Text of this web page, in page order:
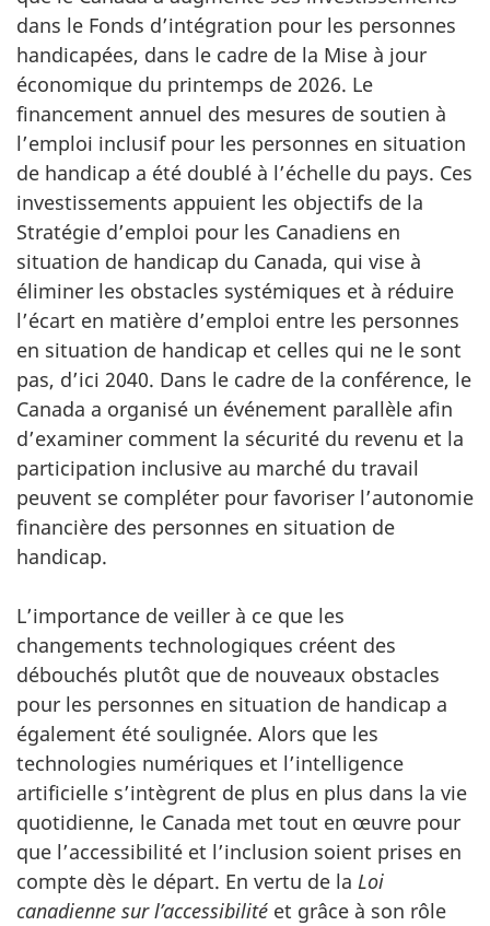
dans le Fonds d’intégration pour les personnes
handicapées, dans le cadre de la Mise à jour
économique du printemps de 2026. Le
financement annuel des mesures de soutien à
l’emploi inclusif pour les personnes en situation
de handicap a été doublé à l’échelle du pays. Ces
investissements appuient les objectifs de la
Stratégie d’emploi pour les Canadiens en
situation de handicap du Canada, qui vise à
éliminer les obstacles systémiques et à réduire
l’écart en matière d’emploi entre les personnes
en situation de handicap et celles qui ne le sont
pas, d’ici 2040. Dans le cadre de la conférence, le
Canada a organisé un événement parallèle afin
d’examiner comment la sécurité du revenu et la
participation inclusive au marché du travail
peuvent se compléter pour favoriser l’autonomie
financière des personnes en situation de
handicap.
L’importance de veiller à ce que les
changements technologiques créent des
débouchés plutôt que de nouveaux obstacles
pour les personnes en situation de handicap a
également été soulignée. Alors que les
technologies numériques et l’intelligence
artificielle s’intègrent de plus en plus dans la vie
quotidienne, le Canada met tout en œuvre pour
que l’accessibilité et l’inclusion soient prises en
compte dès le départ. En vertu de la Loi
canadienne sur l’accessibilité et grâce à son rôle